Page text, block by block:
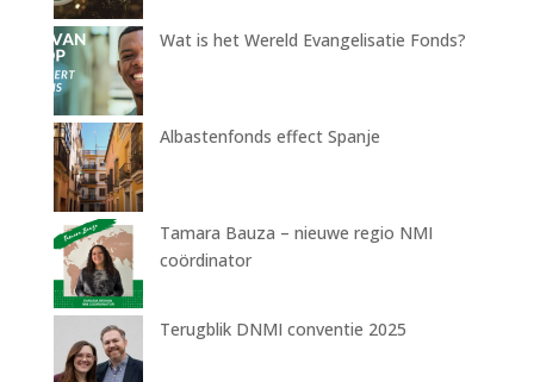
Wat is het Wereld Evangelisatie Fonds?
Albastenfonds effect Spanje
Tamara Bauza – nieuwe regio NMI
coördinator
Terugblik DNMI conventie 2025